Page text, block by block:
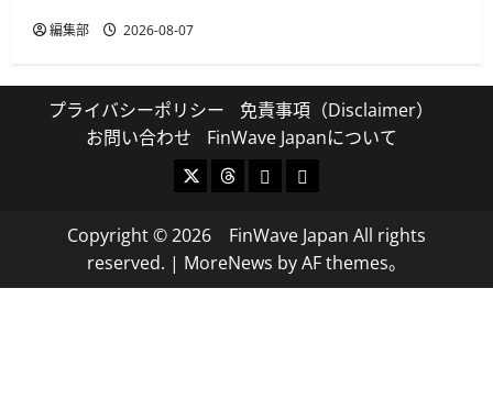
編集部 2026-08-07
プライバシーポリシー
免責事項（Disclaimer）
お問い合わせ
FinWave Japanについて
X ThreadsBlueskyMastodon
Copyright © 2026 FinWave Japan All rights
reserved. | MoreNews by AF themes。